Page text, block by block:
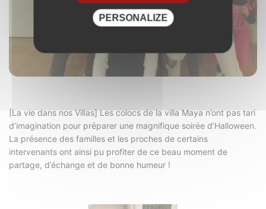
[La vie dans nos Villas] Les colocs de la villa Maya n’ont pas tari
d’imagination pour préparer une magnifique soirée d’Halloween.
La présence des familles et les proches de certains
intervenants ont ainsi pu profiter de ce beau moment de
partage, d’échange et de bonne humeur !
PERSONALIZE